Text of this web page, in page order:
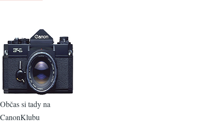
Občas si tady na
CanonKlubu